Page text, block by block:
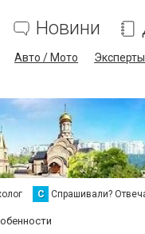
Новини
Авто / Мото
С Спрашивали?